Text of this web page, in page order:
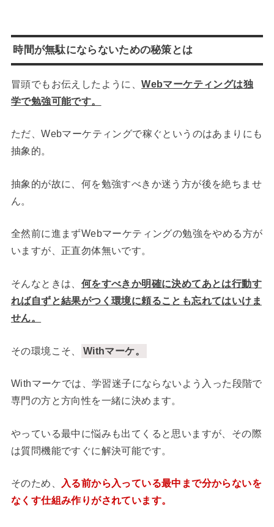
時間が無駄にならないための秘策とは
冒頭でもお伝えしたように、Webマーケティングは独
学で勉強可能です。
ただ、Webマーケティングで稼ぐというのはあまりにも
抽象的。
抽象的が故に、何を勉強すべきか迷う方が後を絶ちませ
ん。
全然前に進まずWebマーケティングの勉強をやめる方が
いますが、正直勿体無いです。
そんなときは、 何をすべきか明確に決めてあとは行動す
れば自ずと結果がつく環境に頼ることも忘れてはいけま
せん。
その環境こそ、 Withマーケ。
Withマーケでは、学習迷子にならないよう入った段階で
専門の方と方向性を一緒に決めます。
やっている最中に悩みも出てくると思いますが、その際
は質問機能ですぐに解決可能です。
そのため、
入る前から入っている最中まで分からないを
なくす仕組み作りがされています。